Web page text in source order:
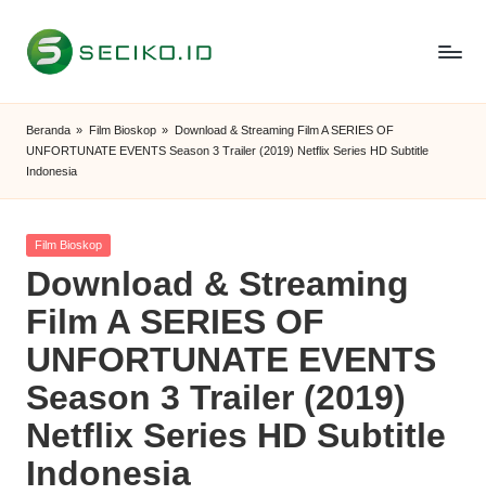
Skip
S
e
c
i
k
o
I
D
Tutorial
Beranda » Film Bioskop » Download & Streaming Film A SERIES OF
UNFORTUNATE EVENTS Season 3 Trailer (2019) Netflix Series HD Subtitle
Indonesia
Posted
Film Bioskop
Download & Streaming
Film A SERIES OF
UNFORTUNATE EVENTS
Season 3 Trailer (2019)
Netflix Series HD Subtitle
Indonesia